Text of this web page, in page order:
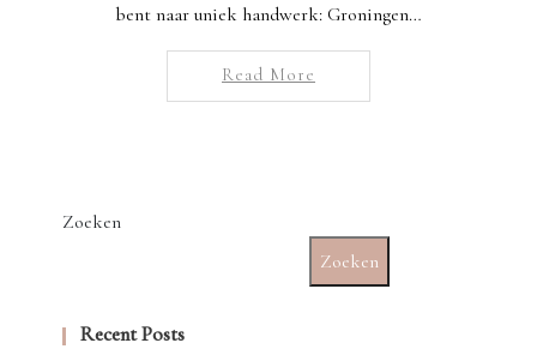
bent naar uniek handwerk: Groningen…
Read More
Zoeken
Zoeken
Recent Posts